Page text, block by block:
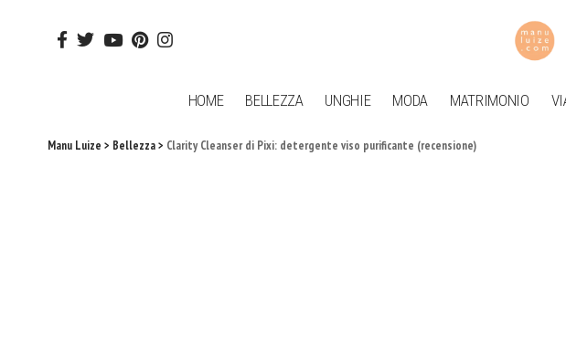
HOME BELLEZZA UNGHIE MODA MATRIMONIO
Manu Luize > Bellezza> Clarity Cleanser di Pixi: detergente viso purificante (recensione)